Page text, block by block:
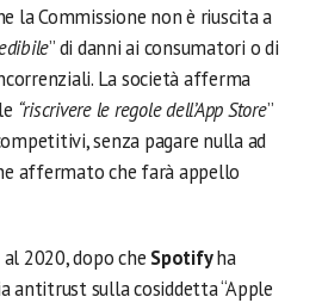
la Commissione non è riuscita a
” di danni ai consumatori o di
La società afferma
“riscrivere le regole dell’App Store”
senza pagare nulla ad
affermato che farà appello
al 2020, dopo che Spotifyha
antitrust sulla cosiddetta “Apple